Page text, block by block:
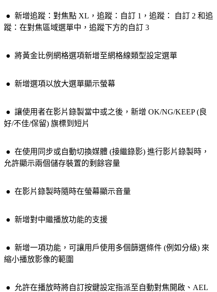
● 新增追蹤：對焦點 XL，追蹤：自訂 1，追蹤： 自訂 2 和追
蹤：在對焦區域選單中，追蹤下方的自訂 3
● 將黃金比例網格選項新增至網格線類型設定選單
● 新增選項以放大選單顯示螢幕
● 讓使用者在影片錄製當中或之後，新增 OK/NG/KEEP (良
好/不佳/保留) 旗標到短片
● 在使用同步或自動切換媒體 (接繼錄影) 進行影片錄製時，
允許顯示兩個儲存裝置的剩餘容量
● 在影片錄製時隨時在螢幕顯示音量
● 新增對中繼播放功能的支援
● 新增一項功能，可讓用戶使用多個篩選條件 (例如分級) 來
縮小播放影像的範圍
● 允許在播放時將自訂按鍵設定指派至自動對焦開啟、AEL